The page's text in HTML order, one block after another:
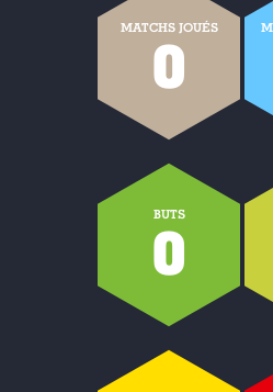
MATCHS JOUÉS
0
BUTS
0